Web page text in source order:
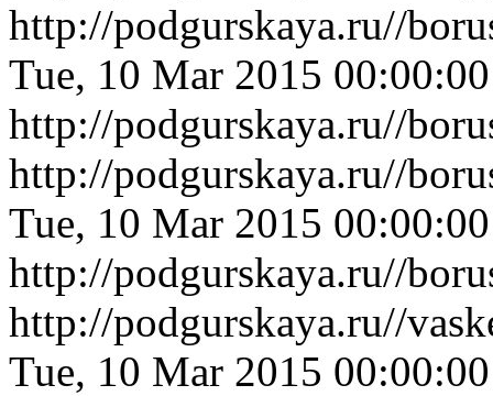
http://podgurskaya.ru//
Tue, 10 Mar 2015
http://podgurskaya.ru//
http://podgurskaya.ru//
Tue, 10 Mar 2015
http://podgurskaya.ru//
http://podgurskaya.ru//
Tue, 10 Mar 2015